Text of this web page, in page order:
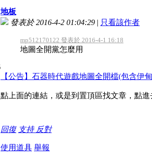
地板
發表於 2016-4-2 01:04:29 | 只看該作者
mp512170122 發表於 2016-4-1 16:18
地圖全開黨怎麼用
【公告】石器時代遊戲地圖全開檔(包含伊
點上面的連結，或是到置頂區找文章，點
回復 支持 反對
使用道具 舉報